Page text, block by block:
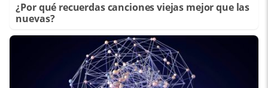
¿Por qué recuerdas canciones viejas mejor que las
nuevas?